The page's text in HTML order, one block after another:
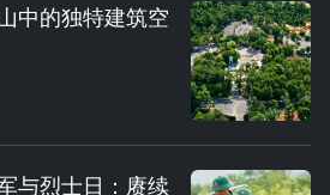
中的独特建筑空
与烈士日：赓续